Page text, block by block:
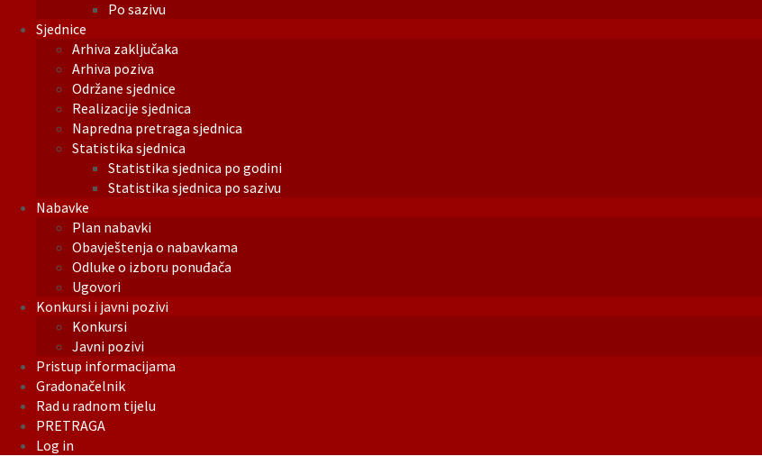
Po sazivu
Sjednice
Arhiva zaključaka
Arhiva poziva
Održane sjednice
Realizacije sjednica
Napredna pretraga sjednica
Statistika sjednica
Statistika sjednica po godini
Statistika sjednica po sazivu
Nabavke
Plan nabavki
Obavještenja o nabavkama
Odluke o izboru ponuđača
Ugovori
Konkursi i javni pozivi
Konkursi
Javni pozivi
Pristup informacijama
Gradonačelnik
Rad u radnom tijelu
PRETRAGA
Log in